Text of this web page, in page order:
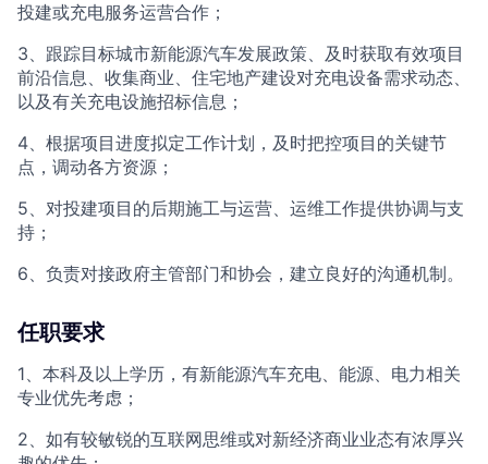
投建或充电服务运营合作；
3、跟踪目标城市新能源汽车发展政策、及时获取有效项目
前沿信息、收集商业、住宅地产建设对充电设备需求动态、
以及有关充电设施招标信息；
4、根据项目进度拟定工作计划，及时把控项目的关键节
点，调动各方资源；
5、对投建项目的后期施工与运营、运维工作提供协调与支
持；
6、负责对接政府主管部门和协会，建立良好的沟通机制。
任职要求
1、本科及以上学历，有新能源汽车充电、能源、电力相关
专业优先考虑；
2、如有较敏锐的互联网思维或对新经济商业业态有浓厚兴